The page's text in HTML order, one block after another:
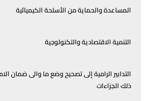
والحماية من الأسلحة الكيميائية
الاقتصادية والتكنولوجية
الرامية إلى تصحيح وضع ما والى ضمان الامتثال
الجزاءات